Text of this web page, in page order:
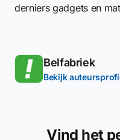
derniers gadgets en
Belfabriek
Bekijk
Vind het